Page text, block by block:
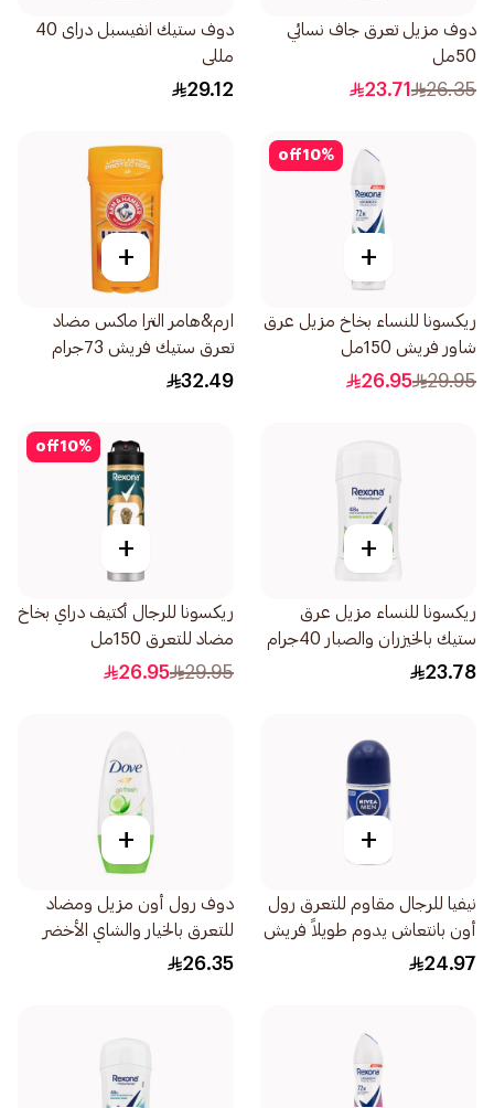
دوف مزيل تعرق جاف نسائي
50مل
26.35
23.71
دوف ستيك انفيسبل دراى 40
مللى
29.12
10%
off
+
ريكسونا للنساء بخاخ مزيل عرق
شاور فريش 150مل
29.95
26.95
+
ارم&هامر الترا ماكس مضاد
تعرق ستيك فريش 73جرام
32.49
+
ريكسونا للنساء مزيل عرق
ستيك بالخيزران والصبار 40جرام
23.78
10%
off
+
ريكسونا للرجال أكتيف دراي بخاخ
مضاد للتعرق 150مل
29.95
26.95
+
نيفيا للرجال مقاوم للتعرق رول
أون بانتعاش يدوم طويلاً فريش
أكتيف 50مل
24.97
+
دوف رول أون مزيل ومضاد
للتعرق بالخيار والشاي الأخضر
50مل
26.35